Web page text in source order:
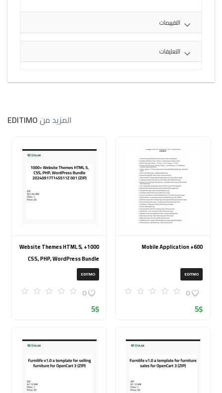
التقييمات
التعليقات
المزيد منEDITIMO
600+ Mobile Application
EDITMO
0
5$
1000+ Website Themes HTML 5,
CSS, PHP, WordPress Bundle
20240917T145511Z 001 (ZIP)
EDITMO
0
5$